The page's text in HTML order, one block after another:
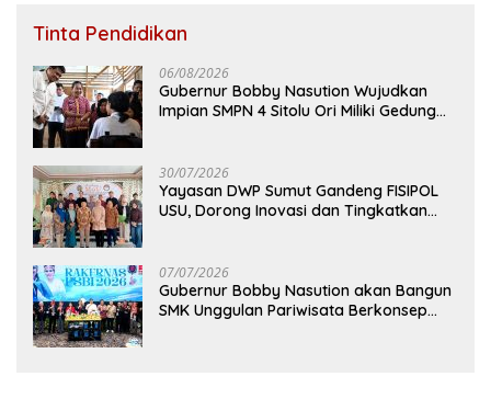
Tinta Pendidikan
06/08/2026
Gubernur Bobby Nasution Wujudkan
Impian SMPN 4 Sitolu Ori Miliki Gedung
30/07/2026
Yayasan DWP Sumut Gandeng FISIPOL
USU, Dorong Inovasi dan Tingkatkan
07/07/2026
Gubernur Bobby Nasution akan Bangun
SMK Unggulan Pariwisata Berkonsep